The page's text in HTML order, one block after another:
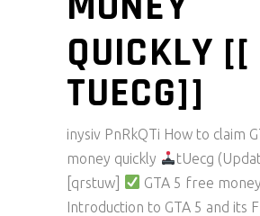
QUICKLY [[
TUECG]]
inysiv PnRkQTi How to claim
money quickly
tUecg
[qrstuw]
GTA 5 free
Introduction to GTA 5 and its